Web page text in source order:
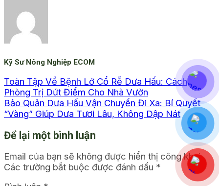
Kỹ Sư Nông Nghiệp ECOM
Toàn Tập Về Bệnh Lở Cổ Rễ Dưa Hấu: Cách
Phòng Trị Dứt Điểm Cho Nhà Vườn
Bảo Quản Dưa Hấu Vận Chuyển Đi Xa: Bí Quyết
“Vàng” Giúp Dưa Tươi Lâu, Không Dập Nát
Để lại một bình luận
Email của bạn sẽ không được hiển thị công khai.
Các trường bắt buộc được đánh dấu *